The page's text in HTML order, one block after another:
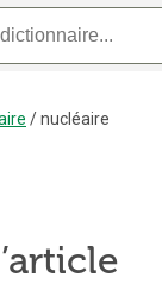
/nucléaire